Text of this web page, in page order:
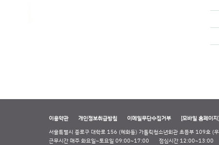
이용약관 개인정보취급방침 이메일무단수집거부
[모바일 홈페이지]
서울특별시 종로구 대학로 156 (혜화동) 가톨릭청소년회관 초등부 109호 (
근무시간 매주 화요일~토요일 09:00~17:00
점심시간 12:00~13:00